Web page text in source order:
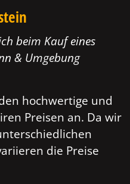
beim Kauf eines
& Umgebung
hochwertige und
Preisen an. Da wir
die Preise